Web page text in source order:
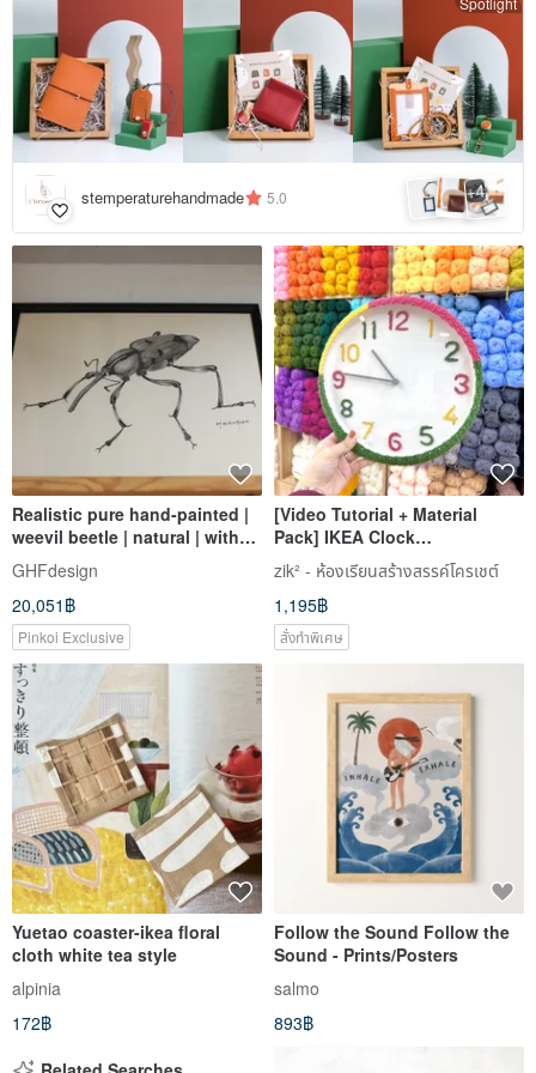
stemperaturehandmade 5.0 +4
Realistic pure hand-painted |
weevil beetle | natural | with
IKEA frame
GHFdesign
20,051฿
Pinkoi Exclusive
[Video Tutorial + Material
Pack] IKEA Clock
Transformation
zik² - ห้องเรียนสร้างสรรค์โครเชต์
1,195฿
สั่งทำพิเศษ
Yuetao coaster-ikea floral
cloth white tea style
alpinia
172฿
Follow the Sound Follow the
Sound - Prints/Posters
salmo
893฿